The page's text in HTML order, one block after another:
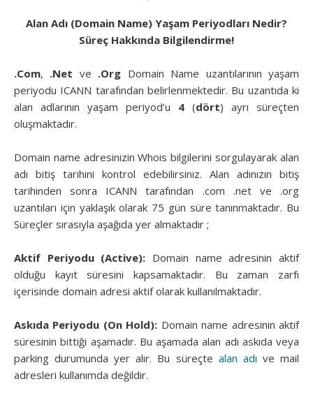
Alan Adı (Domain Name) Yaşam Periyodları Nedir?
Süreç Hakkında Bilgilendirme!
.Com, .Net ve .Org Domain Name uzantılarının yaşam
periyodu ICANN tarafından belirlenmektedir. Bu uzantıda ki
alan adlarının yaşam periyod’u 4 (dört) ayrı süreçten
oluşmaktadır.
Domain name adresinizin Whois bilgilerini sorgulayarak alan
adı bitiş tarihini kontrol edebilirsiniz. Alan adınızın bitiş
tarihinden sonra ICANN tarafından .com .net ve .org
uzantıları için yaklaşık olarak 75 gün süre tanınmaktadır. Bu
Süreçler sırasıyla aşağıda yer almaktadır ;
Aktif Periyodu (Active): Domain name adresinin aktif
olduğu kayıt süresini kapsamaktadır. Bu zaman zarfı
içerisinde domain adresi aktif olarak kullanılmaktadır.
Askıda Periyodu (On Hold): Domain name adresinin aktif
süresinin bittiği aşamadır. Bu aşamada alan adı askıda veya
parking durumunda yer alır. Bu süreçte alan adı ve mail
adresleri kullanımda değildir.